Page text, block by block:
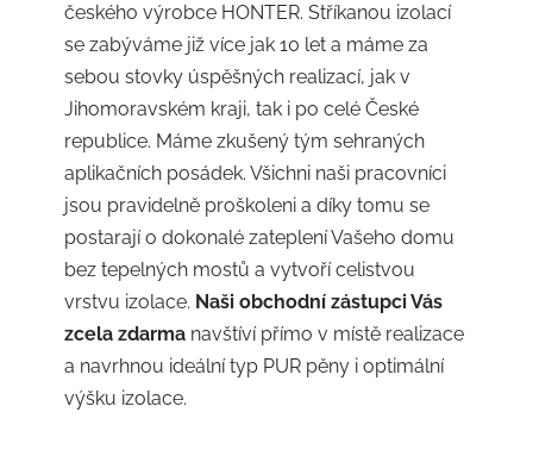
českého výrobce HONTER. Stříkanou izolací
se zabýváme již více jak 10 let a máme za
sebou stovky úspěšných realizací, jak v
Jihomoravském kraji, tak i po celé České
republice. Máme zkušený tým sehraných
aplikačních posádek. Všichni naši pracovníci
jsou pravidelně proškoleni a díky tomu se
postarají o dokonalé zateplení Vašeho domu
bez tepelných mostů a vytvoří celistvou
vrstvu izolace. Naši obchodní zástupci Vás
zcela zdarmanavštíví přímo v místě realizace
a navrhnou ideální typ PUR pěny i optimální
výšku izolace.